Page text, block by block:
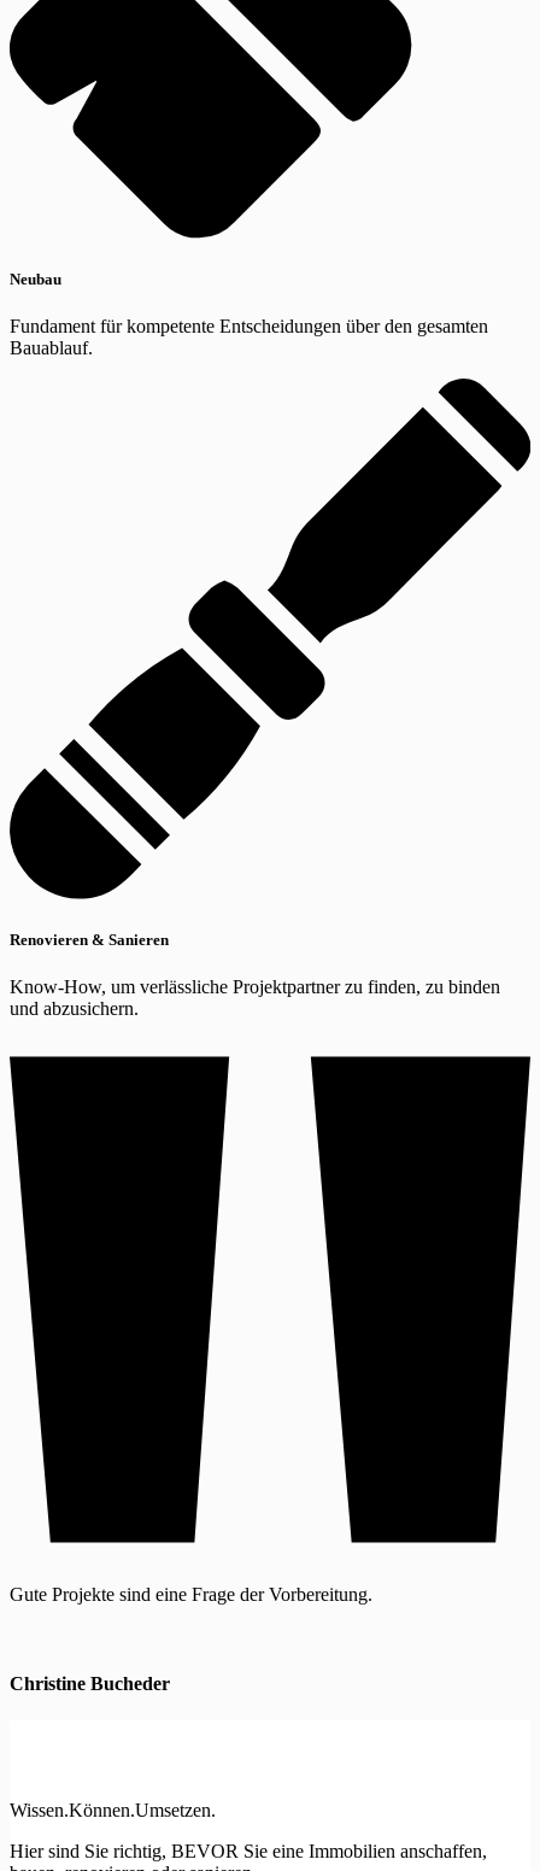
Neubau
Fundament für kompetente Entscheidungen über den gesamten
Bauablauf.
Renovieren & Sanieren
Know-How, um verlässliche Projektpartner zu finden, zu binden
und abzusichern.
Gute Projekte sind eine Frage der Vorbereitung.
Christine Bucheder
Wissen.Können.Umsetzen.
Hier sind Sie richtig, BEVOR Sie eine Immobilien anschaffen,